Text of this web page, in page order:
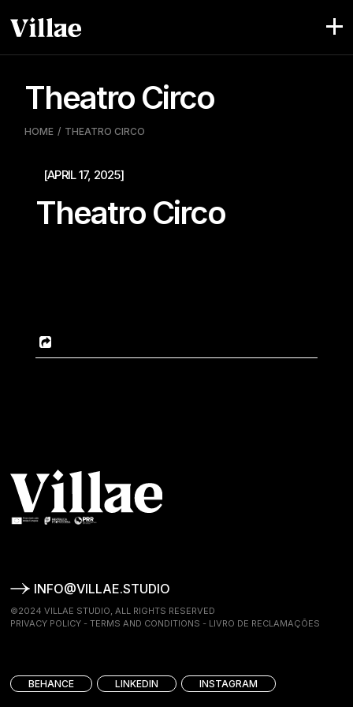
para
Theatro Circo
HOME THEATRO CIRCO
[APRIL 17, 2025]
Theatro Circo
INFO@VILLAE.STUDIO
©2024 VILLAE STUDIO, ALL RIGHTS RESERVED
PRIVACY POLICY -TERMS AND CONDITIONS - LIVRO DE RECLAMAÇÕES
BEHANCE LINKEDIN INSTAGRAM